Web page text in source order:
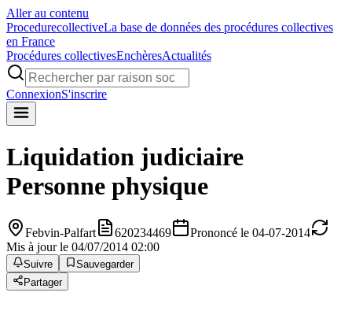
Aller au contenu
ProcedurecollectiveLa base de données des procédures collectives
en France
Procédures collectivesEnchèresActualités
ConnexionS'inscrire
Liquidation judiciaire
Personne physique
Febvin-Palfart 620234469
Prononcé le 04-07-2014
Mis à jour le 04/07/2014 02:00
Suivre
Sauvegarder
Partager